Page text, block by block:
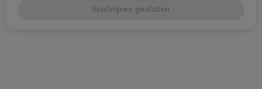
Inschrijven gesloten